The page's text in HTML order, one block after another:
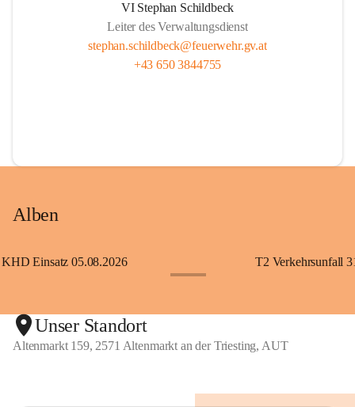
VI Stephan Schildbeck
Leiter des Verwaltungsdienst
stephan.schildbeck@feuerwehr.gv.at
+43 650 3844755
Alben
KHD Einsatz 05.08.2026 T2 Verkehrsunfall
Unser Standort
Altenmarkt 159, 2571 Altenmarkt an der Triesting, AUT